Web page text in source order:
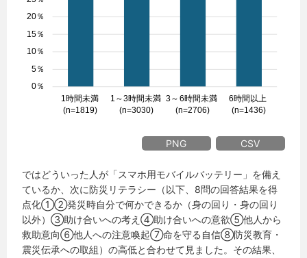
PNG CSV
ではどういった人が「スマホ用モバイルバッテリー」を備え
ているか、次に防災リテラシー（以下、8問の回答結果を得
点化①②発災時自分で何かできるか（身の回り・身の回り
以外）③助け合いへの考え④助け合いへの意欲⑤他人から
救助意向⑥他人への注意喚起⑦命を守る自信⑧防災教育・
震災伝承への取組）の高低と合わせて見ました。その結果、